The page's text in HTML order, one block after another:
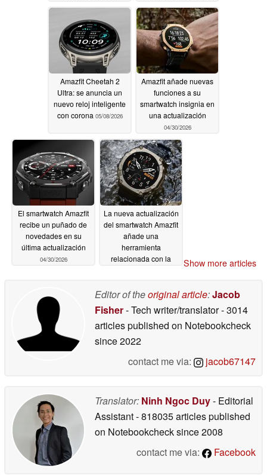
Amazfit Cheetah 2
Ultra: se anuncia un
nuevo reloj inteligente
con corona 05/08/2026
Amazfit añade nuevas
funciones a su
smartwatch insignia en
una actualización
04/30/2026
El smartwatch Amazfit
recibe un puñado de
novedades en su
última actualización
04/30/2026
La nueva actualización
del smartwatch Amazfit
añade una
herramienta
relacionada con la
Show more articles
Editor of theoriginal article:Jacob
Fisher- Tech writer/translator- 3014
articles published on Notebookcheck
since 2022
contact me via:
jacob67147
Translator: Ninh Ngoc Duy- Editorial
Assistant- 818035 articles published
on Notebookchecksince 2008
contact me via:
Facebook